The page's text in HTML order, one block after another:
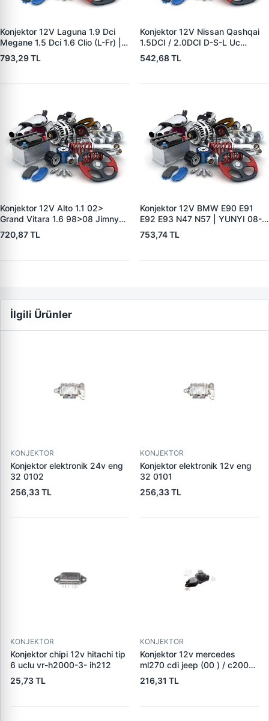
Konjektor 12V Laguna 1.9 Dci
Megane 1.5 Dci 1.6 Clio (L-Fr) |
YUNYI 04-126 | OEM
8200327183 8200660029
793,29 TL
Konjektor 12V Nissan Qashqai
1.5DCI / 2.0DCI D-S-L Uc
Nissan 10-Trail 2.0DCI/Renault
Koleos Jeep 2.0DCI | YUNYI 06-
23215JG71A
542,68 TL
Konjektor 12V Alto 1.1 02>
Grand Vitara 1.6 98>08 Jimny
1.3 4WD 01> | YUNYI 06-116 |
OEM 3250066D00
720,87 TL
Konjektor 12V BMW E90 E91
E92 E93 N47 N57 | YUNYI 08-
058 | OEM 12317603776
12318510088
753,74 TL
İlgili Ürünler
KONJEKTOR
Konjektor elektronik 24v eng
32 0102
256,33 TL
KONJEKTOR
Konjektor elektronik 12v eng
32 0101
256,33 TL
KONJEKTOR
Konjektor chipi 12v hitachi tip
6 uclu vr-h2000-3- ih212
25,73 TL
KONJEKTOR
Konjektor 12v mercedes
ml270 cdi jeep (00 ) / c200
c220cdi (su sogutmali alt,)
(vr b257) 235528
216,31 TL